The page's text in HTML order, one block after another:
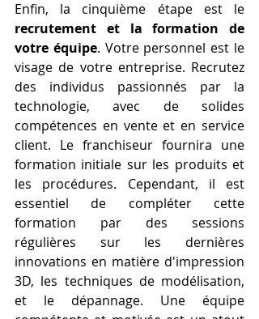
recrutement et la formation de
votre équipe. Votre personnel est le
visage de votre entreprise. Recrutez
des individus passionnés par la
technologie, avec de solides
compétences en vente et en service
client. Le franchiseur fournira une
formation initiale sur les produits et
les procédures. Cependant, il est
essentiel de compléter cette
formation par des sessions
régulières sur les dernières
innovations en matière d'impression
3D, les techniques de modélisation,
et le dépannage. Une équipe